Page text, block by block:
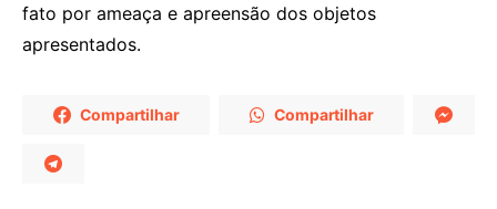
fato por ameaça e apreensão dos objetos
apresentados.
Compartilhar Compartilhar